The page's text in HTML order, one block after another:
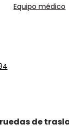
Equipo médico
de